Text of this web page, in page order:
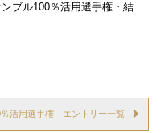
ブル100％活用選手権・結
％活用選手権 エントリー一覧